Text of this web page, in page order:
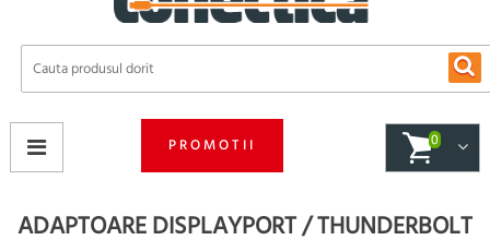
PROMOTII 0
ADAPTOARE DISPLAYPORT / THUNDERBOLT